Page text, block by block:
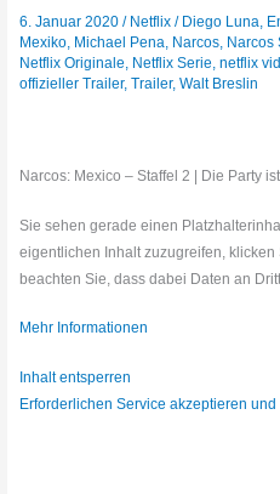
6. Januar 2020/ Netflix / Diego Luna,
Mexiko, Michael Pena, Narcos, Narcos
Netflix Originale, Netflix Serie,netflix
offizieller Trailer,Trailer,Walt Breslin
Narcos: Mexico – Staffel 2 | Die Party
Sie sehen gerade einen
eigentlichen Inhalt zuzugreifen,
beachten Sie, dass dabei Daten an
Mehr Informationen
Inhalt entsperren
Erforderlichen Service akzeptieren